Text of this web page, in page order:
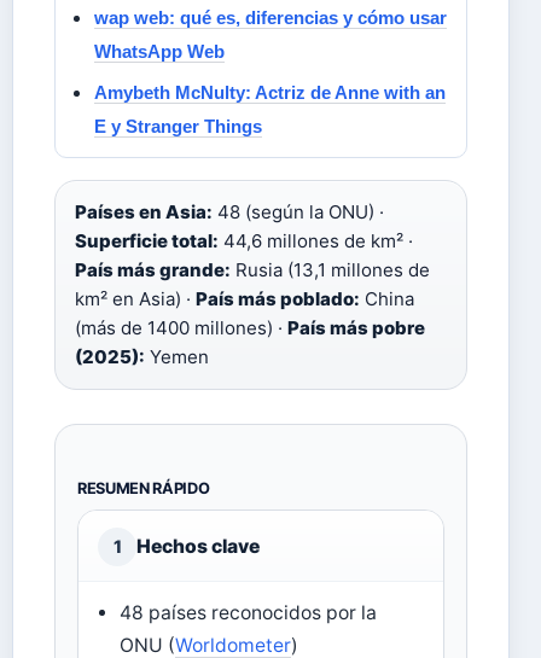
wap web: qué es, diferencias y cómo usar
WhatsApp Web
Amybeth McNulty: Actriz de Anne with an
E y Stranger Things
Países en Asia: 48 (según la ONU) ·
Superficie total: 44,6 millones de km² ·
País más grande: Rusia (13,1 millones de
km² en Asia) · País más poblado: China
(más de 1400 millones) · País más pobre
(2025): Yemen
RESUMEN RÁPIDO
1 Hechos clave
48 países reconocidos por la
ONU (Worldometer)